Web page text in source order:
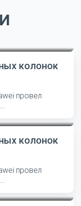
колонок
провел
колонок
провел